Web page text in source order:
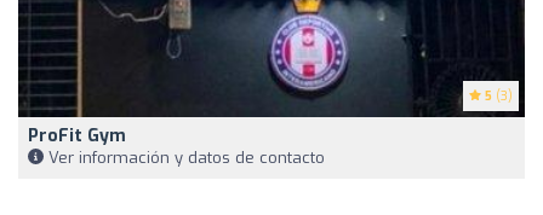
5 (3)
ProFit Gym
Ver información y datos de contacto